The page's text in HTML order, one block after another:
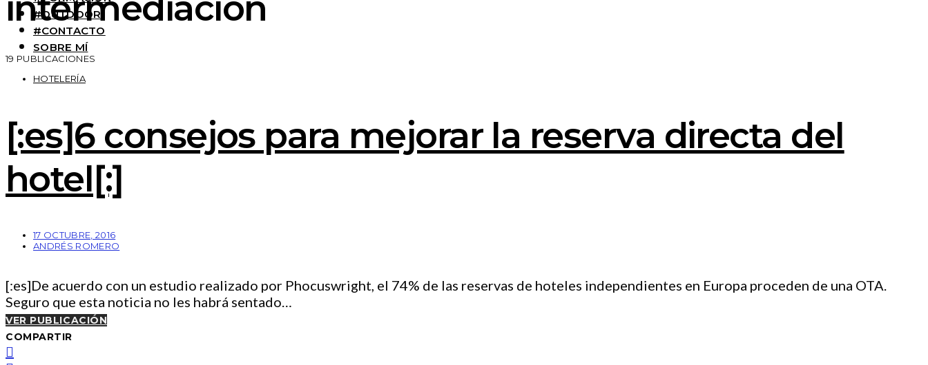
#OUTDOOR
#CONTACTO
SOBRE MÍ
19 PUBLICACIONES
HOTELERÍA
[:es]6 consejos para mejorar la reserva directa del
hotel[:]
17 OCTUBRE, 2016
ANDRÉS ROMERO
[:es]De acuerdo con un estudio realizado por Phocuswright, el 74% de las reservas de hoteles independientes en Europa proceden de una OTA.
Seguro que esta noticia no les habrá sentado…
VER PUBLICACIÓN
COMPARTIR